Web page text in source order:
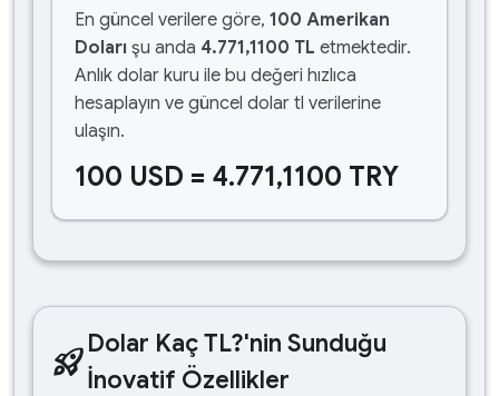
En güncel verilere göre, 100 Amerikan
Doları şu anda 4.771,1100 TL etmektedir.
Anlık dolar kuru ile bu değeri hızlıca
hesaplayın ve güncel dolar tl verilerine
ulaşın.
100 USD = 4.771,1100 TRY
rocket_launchDolar Kaç TL?'nin Sunduğu
İnovatif Özellikler